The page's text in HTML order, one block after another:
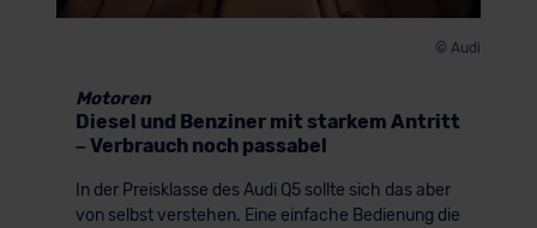
© Audi
Motoren
Diesel und Benziner mit starkem Antritt
– Verbrauch noch passabel
In der Preisklasse des Audi Q5 sollte sich das aber
von selbst verstehen. Eine einfache Bedienung die